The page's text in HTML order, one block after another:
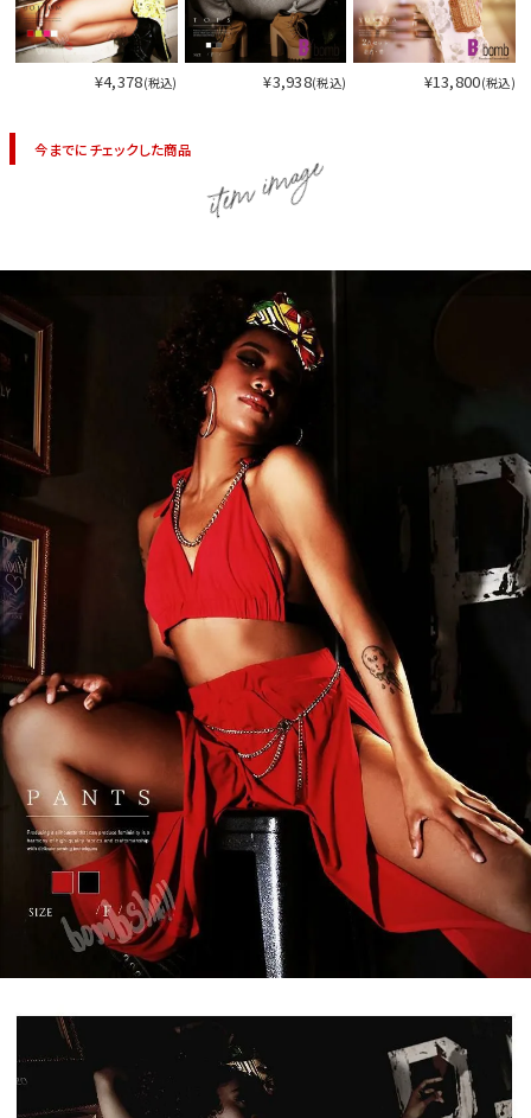
¥4,378(税込) ¥3,938(税込) ¥13,800(税込)
今までにチェックした商品 item image